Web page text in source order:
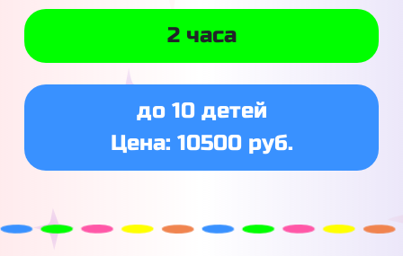
2 часа
до 10 детей
Цена: 10500 руб.